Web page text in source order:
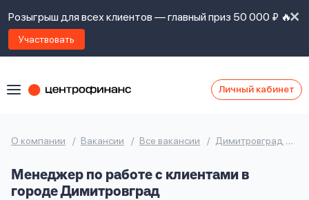
Розыгрыш для всех клиентов — главный приз 50 000 ₽ 🔥
Участвовать
Личный кабинет
О компании Вакансии Все вакансии Димитровград
Менеджер по работе с клиентами в
городе Димитровград
контакты
Я
правилами
предоставления